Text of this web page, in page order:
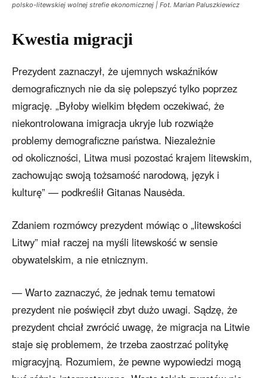
polsko-litewskiej wolnej strefie ekonomicznej | Fot. Marian Paluszkiewicz
Kwestia migracji
Prezydent zaznaczył, że ujemnych wskaźników
demograficznych nie da się polepszyć tylko poprzez
migrację. „Byłoby wielkim błędem oczekiwać, że
niekontrolowana imigracja ukryje lub rozwiąże
problemy demograficzne państwa. Niezależnie
od okoliczności, Litwa musi pozostać krajem litewskim,
zachowując swoją tożsamość narodową, język i
kulturę” — podkreślił Gitanas Nausėda.
Zdaniem rozmówcy prezydent mówiąc o „litewskości
Litwy” miał raczej na myśli litewskość w sensie
obywatelskim, a nie etnicznym.
— Warto zaznaczyć, że jednak temu tematowi
prezydent nie poświęcił zbyt dużo uwagi. Sądzę, że
prezydent chciał zwrócić uwagę, że migracja na Litwie
staje się problemem, że trzeba zaostrzać politykę
migracyjną. Rozumiem, że pewne wypowiedzi mogą